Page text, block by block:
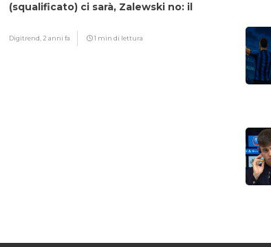
(squalificato) ci sarà, Zalewski no: il
Digitrend,2 anni fa 1 min di lettura